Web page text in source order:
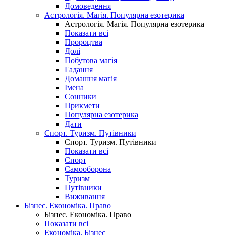
Домоведення
Астрологія. Магія. Популярна езотерика
Астрологія. Магія. Популярна езотерика
Показати всі
Пророцтва
Долі
Побутова магія
Гадання
Домашня магія
Імена
Сонники
Прикмети
Популярна езотерика
Дати
Спорт. Туризм. Путівники
Спорт. Туризм. Путівники
Показати всі
Спорт
Самооборона
Туризм
Путівники
Виживання
Бізнес. Економіка. Право
Бізнес. Економіка. Право
Показати всі
Економіка. Бізнес